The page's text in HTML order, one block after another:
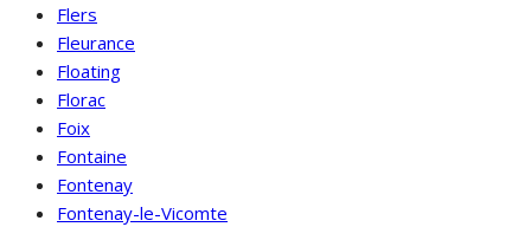
Flers
Fleurance
Floating
Florac
Foix
Fontaine
Fontenay
Fontenay-le-Vicomte